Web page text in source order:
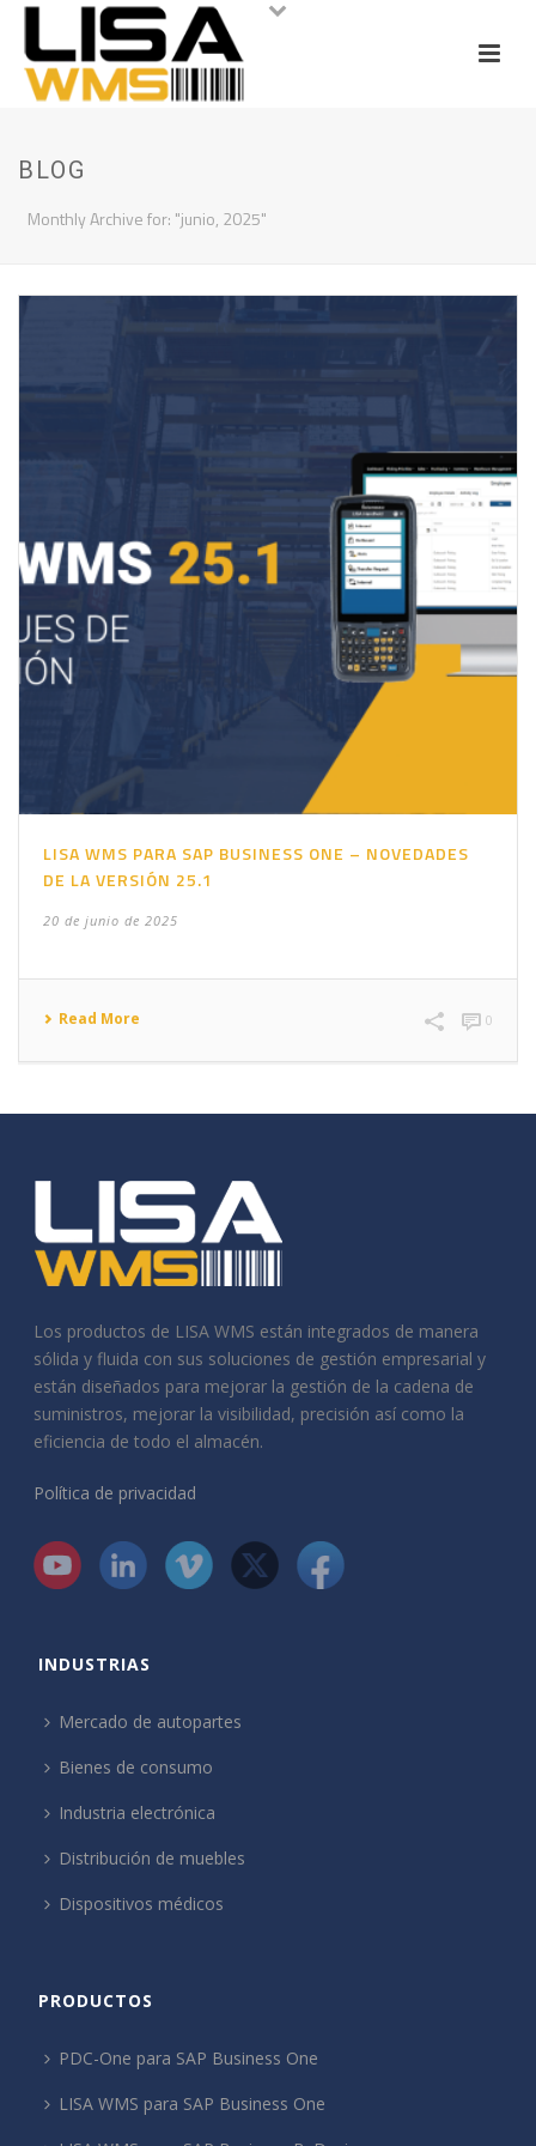
BLOG
Monthly Archive for: "junio, 2025"
LISA WMS PARA SAP BUSINESS ONE – NOVEDADES
DE LA VERSIÓN 25.1
20 de junio de 2025
Read More 0
Los productos de LISA WMS están integrados de manera
sólida y fluida con sus soluciones de gestión empresarial y
están diseñados para mejorar la gestión de la cadena de
suministros, mejorar la visibilidad, precisión así como la
eficiencia de todo el almacén.
Política de privacidad
INDUSTRIAS
Mercado de autopartes
Bienes de consumo
Industria electrónica
Distribución de muebles
Dispositivos médicos
PRODUCTOS
PDC-One para SAP Business One
LISA WMS para SAP Business One